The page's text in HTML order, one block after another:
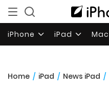
iPhone iPad Mac
Home / iPad / News iPad /